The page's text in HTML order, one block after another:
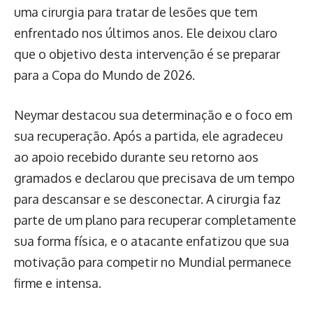
uma cirurgia para tratar de lesões que tem
enfrentado nos últimos anos. Ele deixou claro
que o objetivo desta intervenção é se preparar
para a Copa do Mundo de 2026.
Neymar destacou sua determinação e o foco em
sua recuperação. Após a partida, ele agradeceu
ao apoio recebido durante seu retorno aos
gramados e declarou que precisava de um tempo
para descansar e se desconectar. A cirurgia faz
parte de um plano para recuperar completamente
sua forma física, e o atacante enfatizou que sua
motivação para competir no Mundial permanece
firme e intensa.